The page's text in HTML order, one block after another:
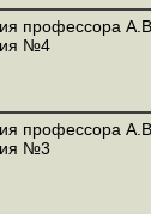
профессора
№4
профессора
№3